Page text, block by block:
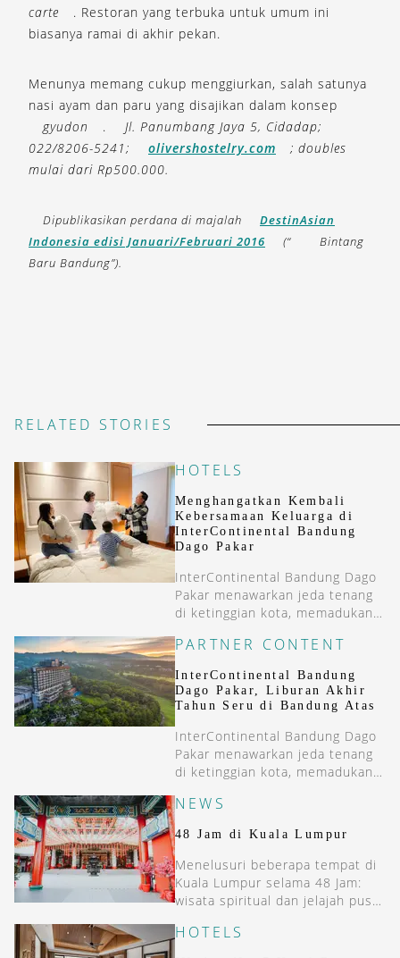
carte
. Restoran yang terbuka untuk umum ini
biasanya ramai di akhir pekan.
Menunya memang cukup menggiurkan, salah satunya
nasi ayam dan paru yang disajikan dalam konsep
gyudon
.
Jl. Panumbang Jaya 5, Cidadap;
022/8206-5241;
olivershostelry.com
; doubles
mulai dari Rp500.000.
Dipublikasikan perdana di majalah
DestinAsian
Indonesia edisi Januari/Februari 2016
(“
Bintang
Baru Bandung”).
RELATED STORIES
HOTELS
Menghangatkan Kembali
Kebersamaan Keluarga di
InterContinental Bandung
Dago Pakar
InterContinental Bandung Dago
Pakar menawarkan jeda tenang
di ketinggian kota, memadukan
suasana pegunungan Bandung.
PARTNER CONTENT
InterContinental Bandung
Dago Pakar, Liburan Akhir
Tahun Seru di Bandung Atas
InterContinental Bandung Dago
Pakar menawarkan jeda tenang
di ketinggian kota, memadukan
suasana pegunungan Bandung.
NEWS
48 Jam di Kuala Lumpur
Menelusuri beberapa tempat di
Kuala Lumpur selama 48 Jam:
wisata spiritual dan jelajah pusat
HOTELS